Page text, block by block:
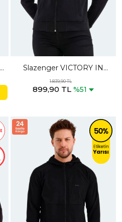
Slazenger VICTORY IN
Kadın Fermuarlı Dik Yaka
Cepli Siyah Sweatshırt
1.839,90 TL
899,90 TL %51